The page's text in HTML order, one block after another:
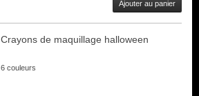
Ajouter au panier
Crayons de maquillage halloween
6 couleurs